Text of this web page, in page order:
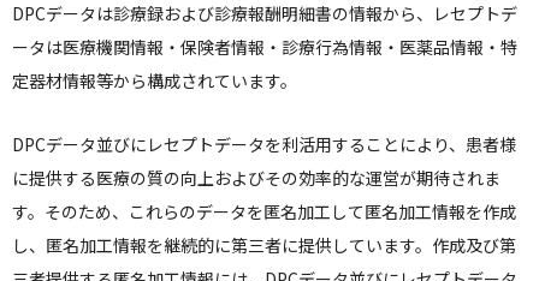
DPCデータは診療録および診療報酬明細書の情報から、レセプトデ
ータは医療機関情報・保険者情報・診療行為情報・医薬品情報・特
定器材情報等から構成されています。
DPCデータ並びにレセプトデータを利活用することにより、患者様
に提供する医療の質の向上およびその効率的な運営が期待されま
す。そのため、これらのデータを匿名加工して匿名加工情報を作成
し、匿名加工情報を継続的に第三者に提供しています。作成及び第